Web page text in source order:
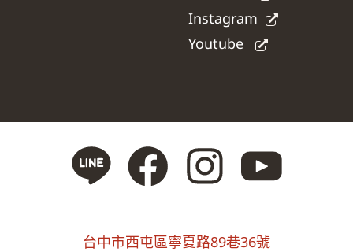
Instagram
Youtube
台中市西屯區寧夏路89巷36號